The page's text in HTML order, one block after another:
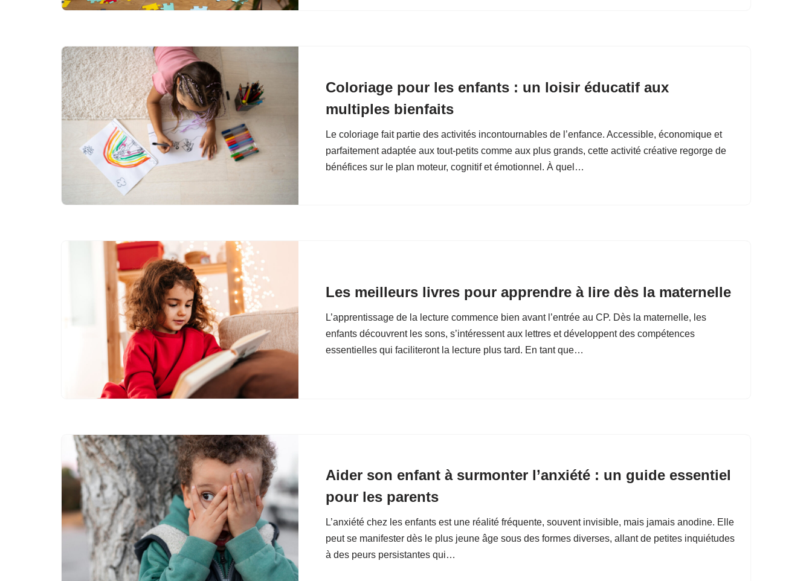
Coloriage pour les enfants : un loisir éducatif aux
multiples bienfaits
Le coloriage fait partie des activités incontournables de l’enfance. Accessible, économique et
parfaitement adaptée aux tout-petits comme aux plus grands, cette activité créative regorge de
bénéfices sur le plan moteur, cognitif et émotionnel. À quel…
Les meilleurs livres pour apprendre à lire dès la maternelle
L’apprentissage de la lecture commence bien avant l’entrée au CP. Dès la maternelle, les
enfants découvrent les sons, s’intéressent aux lettres et développent des compétences
essentielles qui faciliteront la lecture plus tard. En tant que…
Aider son enfant à surmonter l’anxiété : un guide essentiel
pour les parents
L’anxiété chez les enfants est une réalité fréquente, souvent invisible, mais jamais anodine. Elle
peut se manifester dès le plus jeune âge sous des formes diverses, allant de petites inquiétudes
à des peurs persistantes qui…